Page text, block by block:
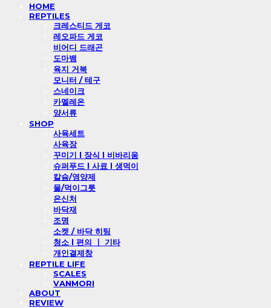
HOME
REPTILES
크레스티드 게코
레오파드 게코
비어디 드래곤
도마뱀
육지 거북
모니터 / 테구
스네이크
카멜레온
양서류
SHOP
사육세트
사육장
꾸미기 l 장식 l 비바리움
슈퍼푸드 l 사료 l 생먹이
칼슘/영양제
물/먹이그릇
은신처
바닥재
조명
소켓 / 바닥 히팅
청소 l 편의 ㅣ 기타
개인결제창
REPTILE LIFE
SCALES
VANMORI
ABOUT
REVIEW